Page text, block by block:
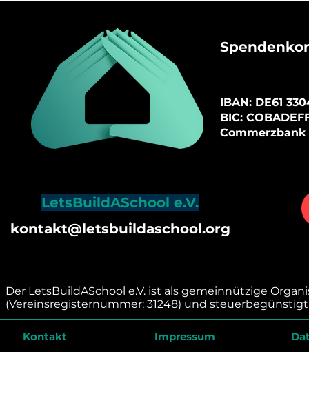
IBAN: DE61
BIC:
Commerzbank
LetsBuildASchool e.V.
kontakt@letsbuildaschool.org
Der LetsBuildASchool e.V. ist als gemeinnützige
(Vereinsregisternummer: 31248) und steuerbegünstigt
Kontakt Impressum